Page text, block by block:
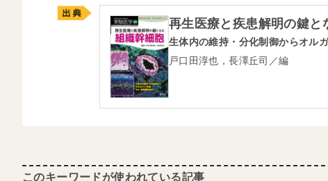
再生医療と疾患解明の鍵と
生体内の維持・分化制御からオル
戸口田淳也，長澤丘司／編